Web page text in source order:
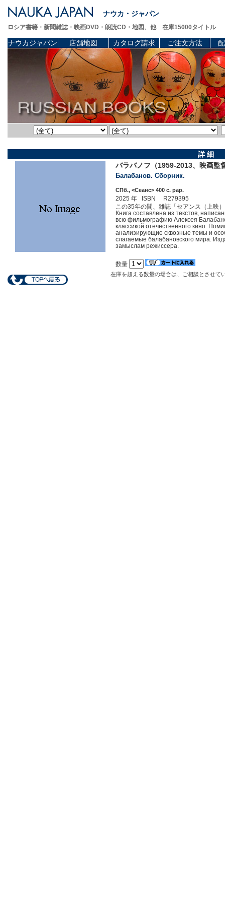
ナウカ・ジャパン
ロシア書籍・新聞雑誌・映画DVD・朗読CD・地図、他 在庫15000タイトル
ナウカジャパン 店舗地図 カタログ請求 ご注文方法
詳 細
バラバノフ（1959-2013、映画
Балабанов. Сборник.
СПб., <Сеанс> 400 c. pap.
2025 年 ISBN R279395
この35年の間、雑誌「セアンス（上映
Книга составлена из текстов,
всю фильмографию Алексея
классикой отечественного кино.
анализирующие сквозные темы и
слагаемые балабановского мира.
замыслам режиссера.
数量
在庫を超える数量の場合は、ご相談とさせて